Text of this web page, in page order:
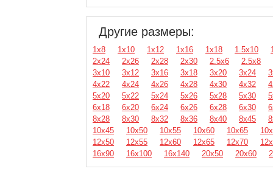
Другие размеры:
1х8 1х10 1х12 1х16 1х18 1.5х10
2х24
2х26 2х28 2х30 2.5х6
2.5х8
3х10
3х12 3х16 3х18 3х20 3х24
4х22
4х24 4х26 4х28 4х30 4х32
5х20
5х22 5х24 5х26 5х28 5х30
6х18
6х20 6х24 6х26 6х28 6х30
8х28
8х30 8х32 8х36 8х40 8х45
10х45
10х50 10х55 10х60 10х65
12х50
12х55 12х60 12х65 12х70
16х90
16х100 16х140 20х50 20х60